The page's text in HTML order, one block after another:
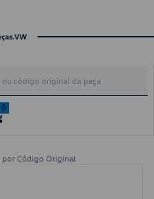
0
por Código Original